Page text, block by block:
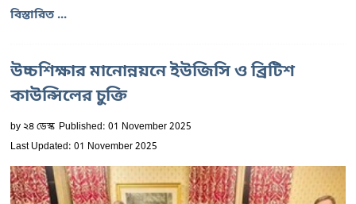
বিস্তারিত ...
উচ্চশিক্ষার মানোন্নয়নে ইউজিসি ও ব্রিটিশ
কাউন্সিলের চুক্তি
by২৪ ডেস্ক Published: 01 November 2025
Last Updated: 01 November 2025